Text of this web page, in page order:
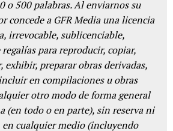
o 500 palabras. Al enviarnos su
concede a GFR Media una licencia
irrevocable, sublicenciable,
para reproducir, copiar,
preparar obras derivadas,
en compilaciones u obras
otro modo de forma general
(en todo o en parte), sin reserva ni
cualquier medio (incluyendo